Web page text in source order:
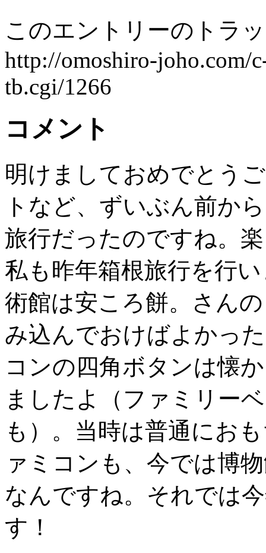
このエントリーのトラ
http://omoshiro-joho.com/
tb.cgi/1266
コメント
明けましておめでとう
トなど、ずいぶん前か
旅行だったのですね。
私も昨年箱根旅行を行
術館は安ころ餅。さん
み込んでおけばよかっ
コンの四角ボタンは懐
ましたよ（ファミリー
も）。当時は普通にお
ァミコンも、今では博
なんですね。それでは
す！